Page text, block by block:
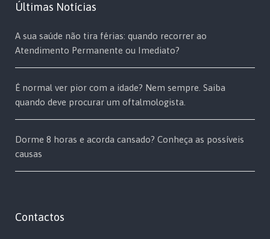
Últimas Notícias
A sua saúde não tira férias: quando recorrer ao
Atendimento Permanente ou Imediato?
É normal ver pior com a idade? Nem sempre. Saiba
quando deve procurar um oftalmologista.
Dorme 8 horas e acorda cansado? Conheça as possíveis
causas
Contactos